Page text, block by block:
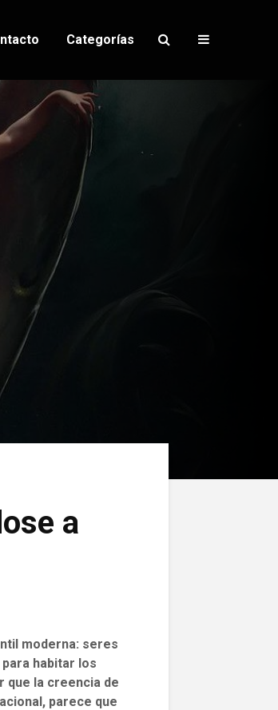
Categorías
a
moderna: seres
habitar los
que la creencia de
parece que